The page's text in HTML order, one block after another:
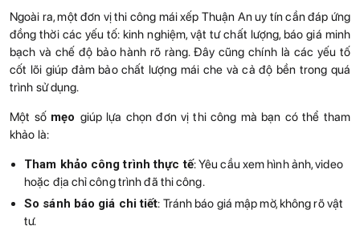
Ngoài ra, một đơn vị thi công mái xếp Thuận An uy tín cần đáp ứng
đồng thời các yếu tố: kinh nghiệm, vật tư chất lượng, báo giá minh
bạch và chế độ bảo hành rõ ràng. Đây cũng chính là các yếu tố
cốt lõi giúp đảm bảo chất lượng mái che và cả độ bền trong quá
trình sử dụng.
Một số mẹo giúp lựa chọn đơn vị thi công mà bạn có thể tham
khảo là:
Tham khảo công trình thực tế: Yêu cầu xem hình ảnh, video
hoặc địa chỉ công trình đã thi công.
So sánh báo giá chi tiết: Tránh báo giá mập mờ, không rõ vật
tư.